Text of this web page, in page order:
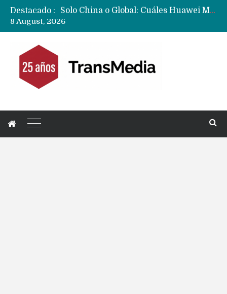
Destacado :
Data Centers de Huawei en Chile, México, Brasil,Perú y Argentina podrían verse afectados por arremetida de EE.UU
8 August, 2026